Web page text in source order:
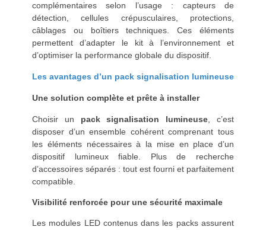
complémentaires selon l’usage : capteurs de
détection, cellules crépusculaires, protections,
câblages ou boîtiers techniques. Ces éléments
permettent d’adapter le kit à l’environnement et
d’optimiser la performance globale du dispositif.
Les avantages d’un pack signalisation lumineuse
Une solution complète et prête à installer
Choisir un pack signalisation lumineuse , c’est
disposer d’un ensemble cohérent comprenant tous
les éléments nécessaires à la mise en place d’un
dispositif lumineux fiable. Plus de recherche
d’accessoires séparés : tout est fourni et parfaitement
compatible.
Visibilité renforcée pour une sécurité maximale
Les modules LED contenus dans les packs assurent